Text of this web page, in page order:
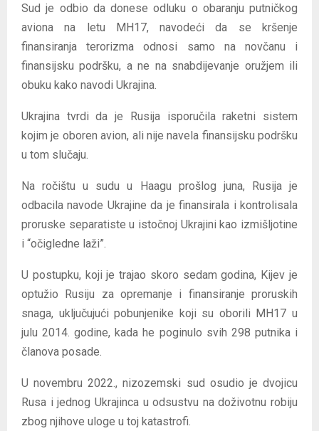
Sud je odbio da donese odluku o obaranju putničkog
aviona na letu MH17, navodeći da se kršenje
finansiranja terorizma odnosi samo na novčanu i
finansijsku podršku, a ne na snabdijevanje oružjem ili
obuku kako navodi Ukrajina.
Ukrajina tvrdi da je Rusija isporučila raketni sistem
kojim je oboren avion, ali nije navela finansijsku podršku
u tom slučaju.
Na ročištu u sudu u Haagu prošlog juna, Rusija je
odbacila navode Ukrajine da je finansirala i kontrolisala
proruske separatiste u istočnoj Ukrajini kao izmišljotine
i “očigledne laži”.
U postupku, koji je trajao skoro sedam godina, Kijev je
optužio Rusiju za opremanje i finansiranje proruskih
snaga, uključujući pobunjenike koji su oborili MH17 u
julu 2014. godine, kada he poginulo svih 298 putnika i
članova posade.
U novembru 2022., nizozemski sud osudio je dvojicu
Rusa i jednog Ukrajinca u odsustvu na doživotnu robiju
zbog njihove uloge u toj katastrofi.